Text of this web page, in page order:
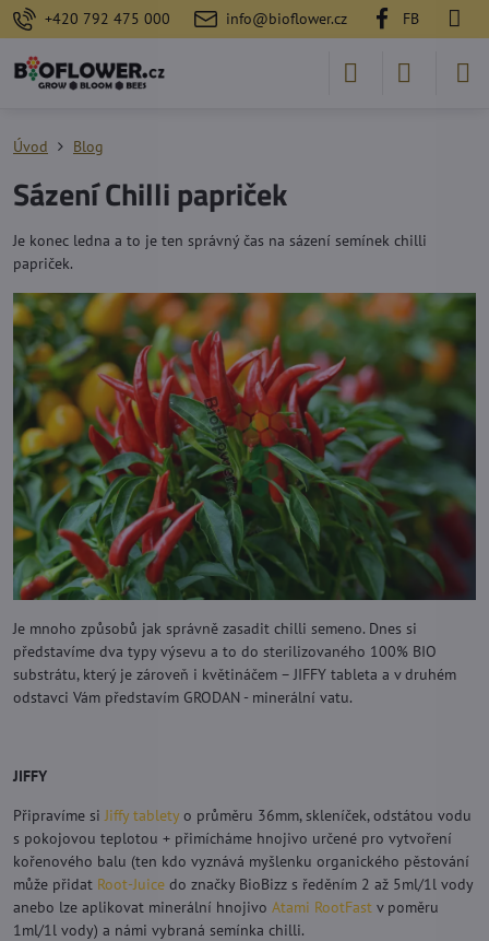
+420 792 475 000 info@bioflower.cz FB
Úvod Blog
Sázení Chilli papriček
Je konec ledna a to je ten správný čas na sázení semínek chilli
papriček.
Je mnoho způsobů jak správně zasadit chilli semeno. Dnes si
představíme dva typy výsevu a to do sterilizovaného 100% BIO
substrátu, který je zároveň i květináčem – JIFFY tableta a v druhém
odstavci Vám představím GRODAN - minerální vatu.
JIFFY
Připravíme siJiffy tabletyo průměru 36mm, skleníček, odstátou vodu
s pokojovou teplotou + přimícháme hnojivo určené pro vytvoření
kořenového balu (ten kdo vyznává myšlenku organického pěstování
může přidat Root-Juice do značky BioBizz s ředěním 2 až 5ml/1l vody
anebo lze aplikovat minerální hnojivo Atami RootFast v poměru
1ml/1l vody) a námi vybraná semínka chilli.